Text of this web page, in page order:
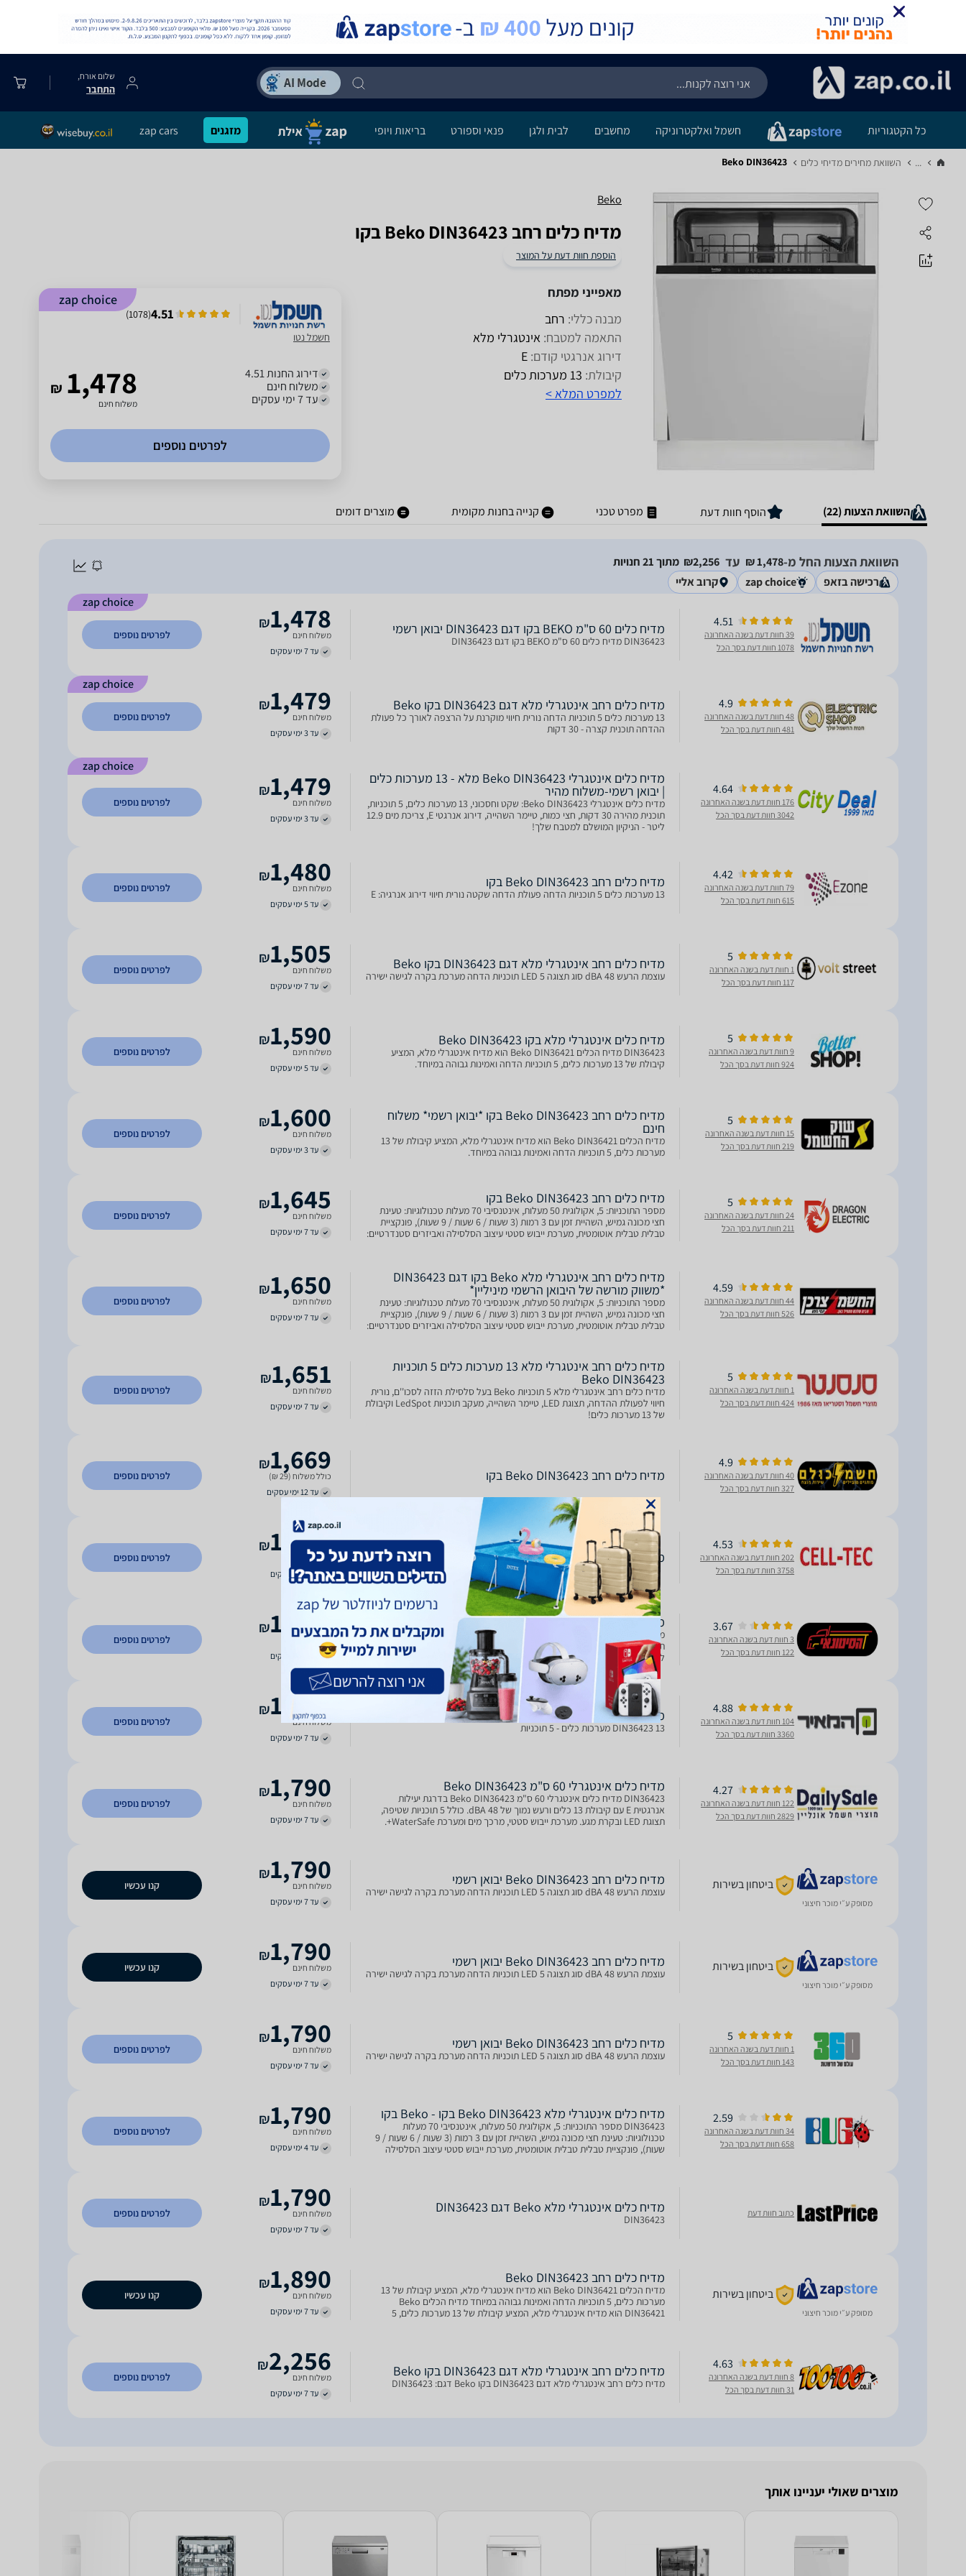
שלום אורח,
התחבר
כל הקטגוריות חשמל ואלקטרוניקה מחשבים לבית ולגן פנאי וספורט בריאות ויופי מזגנים zap cars
... השוואת מחירים מדיחי כלים‏ Beko DIN36423
Beko
מדיח כלים ‏רחב Beko DIN36423 בקו
הוספת חוות דעת על המוצר
מאפייני מפתח
מבנה כללי: רחב
התאמה למטבח: אינטגרלי מלא
דירוג אנרגטי קודם: E
קיבולת: 13 מערכות כלים
למפרט המלא >
zap choice
4.51
(
1078
)
חשמל נטו
דירוג החנות 4.51
משלוח חינם
עד 7 ימי עסקים
₪ 1,478
משלוח חינם
לפרטים נוספים
השוואת הצעות (22) הוסף חוות דעת מפרט טכני קנייה בחנות מקומית מוצרים דומים
השוואת הצעות החל מ-1,478‏ ₪ עד 2,256‏₪
מתוך 21 חנויות
רכישה בזאפ
zap choice
קרוב אליי
zap choice
4.51
39 חוות דעת בשנה האחרונה
1078 חוות דעת בסך הכל
מדיח כלים 60 ס"מ BEKO בקו דגם DIN36423 יבואן רשמי
DIN36423 מדיח כלים 60 ס"מ BEKO בקו דגם DIN36423
1,478
₪
משלוח חינם
עד 7 ימי עסקים
לפרטים נוספים
zap choice
4.9
48 חוות דעת בשנה האחרונה
481 חוות דעת בסך הכל
מדיח כלים רחב אינטגרלי מלא דגם DIN36423 בקו Beko
13 מערכות כלים 5 תוכניות הדחה נורית חיווי מוקרנת על הרצפה לאורך כל פעולת
ההדחה תוכנית קצרה - 30 דקות
1,479
₪
משלוח חינם
עד 3 ימי עסקים
לפרטים נוספים
zap choice
4.64
176 חוות דעת בשנה האחרונה
3042 חוות דעת בסך הכל
מדיח כלים אינטגרלי Beko DIN36423 מלא - 13 מערכות כלים
| יבואן רשמי-משלוח מהיר
מדיח כלים אינטגרלי Beko DIN36423: שקט וחסכוני, 13 מערכות כלים, 5 תוכניות,
תוכנית מהירה 30 דקות, חצי כמות, טיימר השהייה, דירוג אנרגטי E, צריכת מים 12.9
ליטר - הניקיון המושלם למטבח שלך!
1,479
₪
משלוח חינם
עד 3 ימי עסקים
לפרטים נוספים
4.42
79 חוות דעת בשנה האחרונה
615 חוות דעת בסך הכל
מדיח כלים רחב Beko DIN36423 בקו
13 מערכות כלים 5 תוכניות הדחה פעולת הדחה שקטה נורית חיווי דירוג אנרגיה: E
1,480
₪
משלוח חינם
עד 5 ימי עסקים
לפרטים נוספים
5
1 חוות דעת בשנה האחרונה
117 חוות דעת בסך הכל
מדיח כלים רחב אינטגרלי מלא דגם DIN36423 בקו Beko
עוצמת הרעש 48 dBA סוג תצוגה LED 5 תוכניות הדחה מערכת בקרה לגישה ישירה
1,505
₪
משלוח חינם
עד 7 ימי עסקים
לפרטים נוספים
5
9 חוות דעת בשנה האחרונה
924 חוות דעת בסך הכל
מדיח כלים אינטגרלי מלא בקו Beko DIN36423
DIN36423 מדיח הכלים Beko DIN36421 הוא מדיח אינטגרלי מלא, המציע
קיבולת של 13 מערכות כלים, 5 תוכניות הדחה ואמינות גבוהה במיוחד.
1,590
₪
משלוח חינם
עד 5 ימי עסקים
לפרטים נוספים
5
15 חוות דעת בשנה האחרונה
219 חוות דעת בסך הכל
מדיח כלים ‏רחב Beko DIN36423 בקו *יבואן רשמי* משלוח
חינם
מדיח הכלים Beko DIN36421 הוא מדיח אינטגרלי מלא, המציע קיבולת של 13
מערכות כלים, 5 תוכניות הדחה ואמינות גבוהה במיוחד.
1,600
₪
משלוח חינם
עד 3 ימי עסקים
לפרטים נוספים
5
24 חוות דעת בשנה האחרונה
211 חוות דעת בסך הכל
מדיח כלים ‏רחב Beko DIN36423 בקו
מספר התוכניות: 5, אקולוגית 50 מעלות, אינטנסיבי 70 מעלות טכנולוגיות: טעינת
חצי מכונה גמיש, השהיית זמן עם 3 רמות (3 שעות / 6 שעות / 9 שעות), פונקציית
טבלית טבלית אוטומטית, מערכת ייבוש סטטי עיצוב הסלסילה ואביזרים סטנדרטיים:
1,645
₪
משלוח חינם
עד 7 ימי עסקים
לפרטים נוספים
4.59
44 חוות דעת בשנה האחרונה
526 חוות דעת בסך הכל
מדיח כלים רחב אינטגרלי מלא Beko בקו דגם DIN36423
*משווק מורשה של היבואן הרשמי מיניליין*
מספר התוכניות: 5, אקולוגית 50 מעלות, אינטנסיבי 70 מעלות טכנולוגיות: טעינת
חצי מכונה גמיש, השהיית זמן עם 3 רמות (3 שעות / 6 שעות / 9 שעות), פונקציית
טבלית טבלית אוטומטית, מערכת ייבוש סטטי עיצוב הסלסילה ואביזרים סטנדרטיים:
1,650
₪
משלוח חינם
עד 7 ימי עסקים
לפרטים נוספים
5
1 חוות דעת בשנה האחרונה
424 חוות דעת בסך הכל
מדיח כלים רחב אינטגרלי מלא 13 מערכות כלים 5 תוכניות
Beko DIN36423
מדיח כלים רחב אינטגרלי מלא 5 תוכניות Beko בעל סלסילת הזזה לסכו''ם, נורית
חיווי לפעולת ההדחה, תצוגת LED, טיימר השהייה, מעקב תוכניות LedSpot וקיבולת
של 13 מערכות כלים!
1,651
₪
משלוח חינם
עד 7 ימי עסקים
לפרטים נוספים
4.9
40 חוות דעת בשנה האחרונה
327 חוות דעת בסך הכל
מדיח כלים ‏רחב Beko DIN36423 בקו 1,669
₪
כולל משלוח (29 ₪)
עד 12 ימי עסקים
לפרטים נוספים
4.53
202 חוות דעת בשנה האחרונה
3758 חוות דעת בסך הכל
מדיח כלים רחב אינטגרלי מלא DIN36423 מבית BEKO | בקו 1,738
₪
משלוח חינם
עד 7 ימי עסקים
לפרטים נוספים
3.67
3 חוות דעת בשנה האחרונה
122 חוות דעת בסך הכל
מדיח כלים אינטגרלי מלא בקו DIN36423
מדיח כלים רחב אינטגרלי מלא דגם DIN36423 בקו Beko13 מערכות כלים 5
תוכניות הדחה פעולת הדחה שקטה - 44 דציבל נורית חיווי מוקרנת על הרצפה
לאורך כל פעולת ההדחה אפשרות להדחת חצי כמות תוכנית קצרה - 30 דקות
טיימר השהייה 3/6/9 שעות צריכת מים: 12.9 ליטר דירוג אנרגי
1,740
₪
משלוח חינם
עד 4 ימי עסקים
לפרטים נוספים
4.88
104 חוות דעת בשנה האחרונה
3360 חוות דעת בסך הכל
מדיח כלים רחב אינטגראלי באקו beko דגם DIN36423
DIN36423 13 מערכות כלים - 5 תוכניות
1,789
₪
משלוח חינם
עד 7 ימי עסקים
לפרטים נוספים
4.27
122 חוות דעת בשנה האחרונה
2829 חוות דעת בסך הכל
מדיח כלים אינטגרלי 60 ס"מ Beko DIN36423
DIN36423 מדיח כלים אינטגרלי 60 ס"מ Beko DIN36423 בדרגת יעילות
אנרגטית E עם קיבולת 13 כלים ורעש נמוך של 48 dBA. כולל 5 תוכניות שטיפה,
תצוגת LED ובקרת מגע. מערכת ייבוש סטטי, מרכך מים ומערכת WaterSafe+.
1,790
₪
משלוח חינם
עד 7 ימי עסקים
לפרטים נוספים
מסופק ע״י מוכר חיצוני
ביטחון בשירות מדיח כלים ‏רחב Beko DIN36423 יבואן רשמי
עוצמת הרעש 48 dBA סוג תצוגה LED 5 תוכניות הדחה מערכת בקרה לגישה ישירה
1,790
₪
משלוח חינם
עד 7 ימי עסקים
קנו עכשיו
מסופק ע״י מוכר חיצוני
ביטחון בשירות מדיח כלים ‏רחב Beko DIN36423 יבואן רשמי
עוצמת הרעש 48 dBA סוג תצוגה LED 5 תוכניות הדחה מערכת בקרה לגישה ישירה
1,790
₪
משלוח חינם
עד 7 ימי עסקים
קנו עכשיו
5
1 חוות דעת בשנה האחרונה
143 חוות דעת בסך הכל
מדיח כלים ‏רחב Beko DIN36423 יבואן רשמי
עוצמת הרעש 48 dBA סוג תצוגה LED 5 תוכניות הדחה מערכת בקרה לגישה ישירה
1,790
₪
משלוח חינם
עד 7 ימי עסקים
לפרטים נוספים
2.59
34 חוות דעת בשנה האחרונה
658 חוות דעת בסך הכל
מדיח כלים אינטגרלי מלא Beko DIN36423 בקו - Beko בקו
DIN36423 מספר התוכניות: 5, אקולוגית 50 מעלות, אינטנסיבי 70 מעלות
טכנולוגיות: טעינת חצי מכונה גמיש, השהיית זמן עם 3 רמות (3 שעות / 6 שעות / 9
שעות), פונקציית טבלית טבלית אוטומטית, מערכת ייבוש סטטי עיצוב הסלסילה
1,790
₪
משלוח חינם
עד 4 ימי עסקים
לפרטים נוספים
כתוב חוות דעת מדיח כלים אינטגרלי מלא Beko דגם DIN36423
DIN36423
1,790
₪
משלוח חינם
עד 7 ימי עסקים
לפרטים נוספים
מסופק ע״י מוכר חיצוני
ביטחון בשירות
מדיח כלים רחב Beko DIN36423
מדיח הכלים Beko DIN36421 הוא מדיח אינטגרלי מלא, המציע קיבולת של 13
מערכות כלים, 5 תוכניות הדחה ואמינות גבוהה במיוחד מדיח הכלים Beko
DIN36421 הוא מדיח אינטגרלי מלא, המציע קיבולת של 13 מערכות כלים, 5
1,890
₪
משלוח חינם
עד 7 ימי עסקים
קנו עכשיו
4.63
8 חוות דעת בשנה האחרונה
31 חוות דעת בסך הכל
מדיח כלים רחב אינטגרלי מלא דגם DIN36423 בקו Beko
מדיח כלים רחב אינטגרלי מלא דגם DIN36423 בקו Beko דגם: DIN36423
2,256
₪
משלוח חינם
עד 7 ימי עסקים
לפרטים נוספים
מוצרים שאולי יעניינו אותך